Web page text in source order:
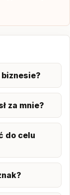
za mnie?
do celu